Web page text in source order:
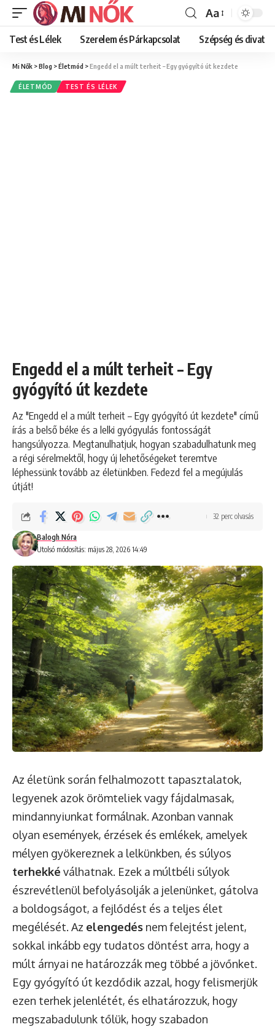
Font
Resizer
Aa
Test és Lélek Szerelem és Párkapcsolat Szépség és divat
Mi Nők >Blog >Életmód >Engedd el a múlt terheit – Egy gyógyító út kezdete
ÉLETMÓD TEST ÉS LÉLEK
Engedd el a múlt terheit – Egy
gyógyító út kezdete
Az "Engedd el a múlt terheit – Egy gyógyító út kezdete" című
írás a belső béke és a lelki gyógyulás fontosságát
hangsúlyozza. Megtanulhatjuk, hogyan szabadulhatunk meg
a régi sérelmektől, hogy új lehetőségeket teremtve
léphessünk tovább az életünkben. Fedezd fel a megújulás
útját!
Utolsó módosítás: május 28, 2026 14:49
Balogh Nóra
32 perc olvasás
Az életünk során felhalmozott tapasztalatok,
legyenek azok örömteliek vagy fájdalmasak,
mindannyiunkat formálnak. Azonban vannak
olyan események, érzések és emlékek, amelyek
mélyen gyökereznek a lelkünkben, és súlyos
terhekké válhatnak. Ezek a múltbéli súlyok
észrevétlenül befolyásolják a jelenünket, gátolva
a boldogságot, a fejlődést és a teljes élet
megélését. Az elengedés nem felejtést jelent,
sokkal inkább egy tudatos döntést arra, hogy a
múlt árnyai ne határozzák meg többé a jövőnket.
Egy gyógyító út kezdődik azzal, hogy felismerjük
ezen terhek jelenlétét, és elhatározzuk, hogy
megszabadulunk tőlük, hogy szabadon